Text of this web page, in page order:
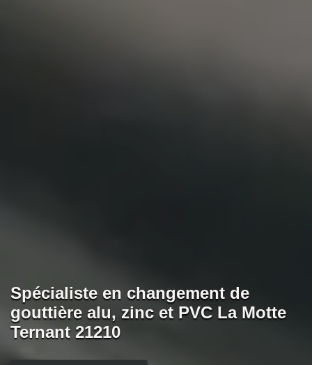
Spécialiste en changement de
gouttière alu, zinc et PVC La Motte
Ternant 21210